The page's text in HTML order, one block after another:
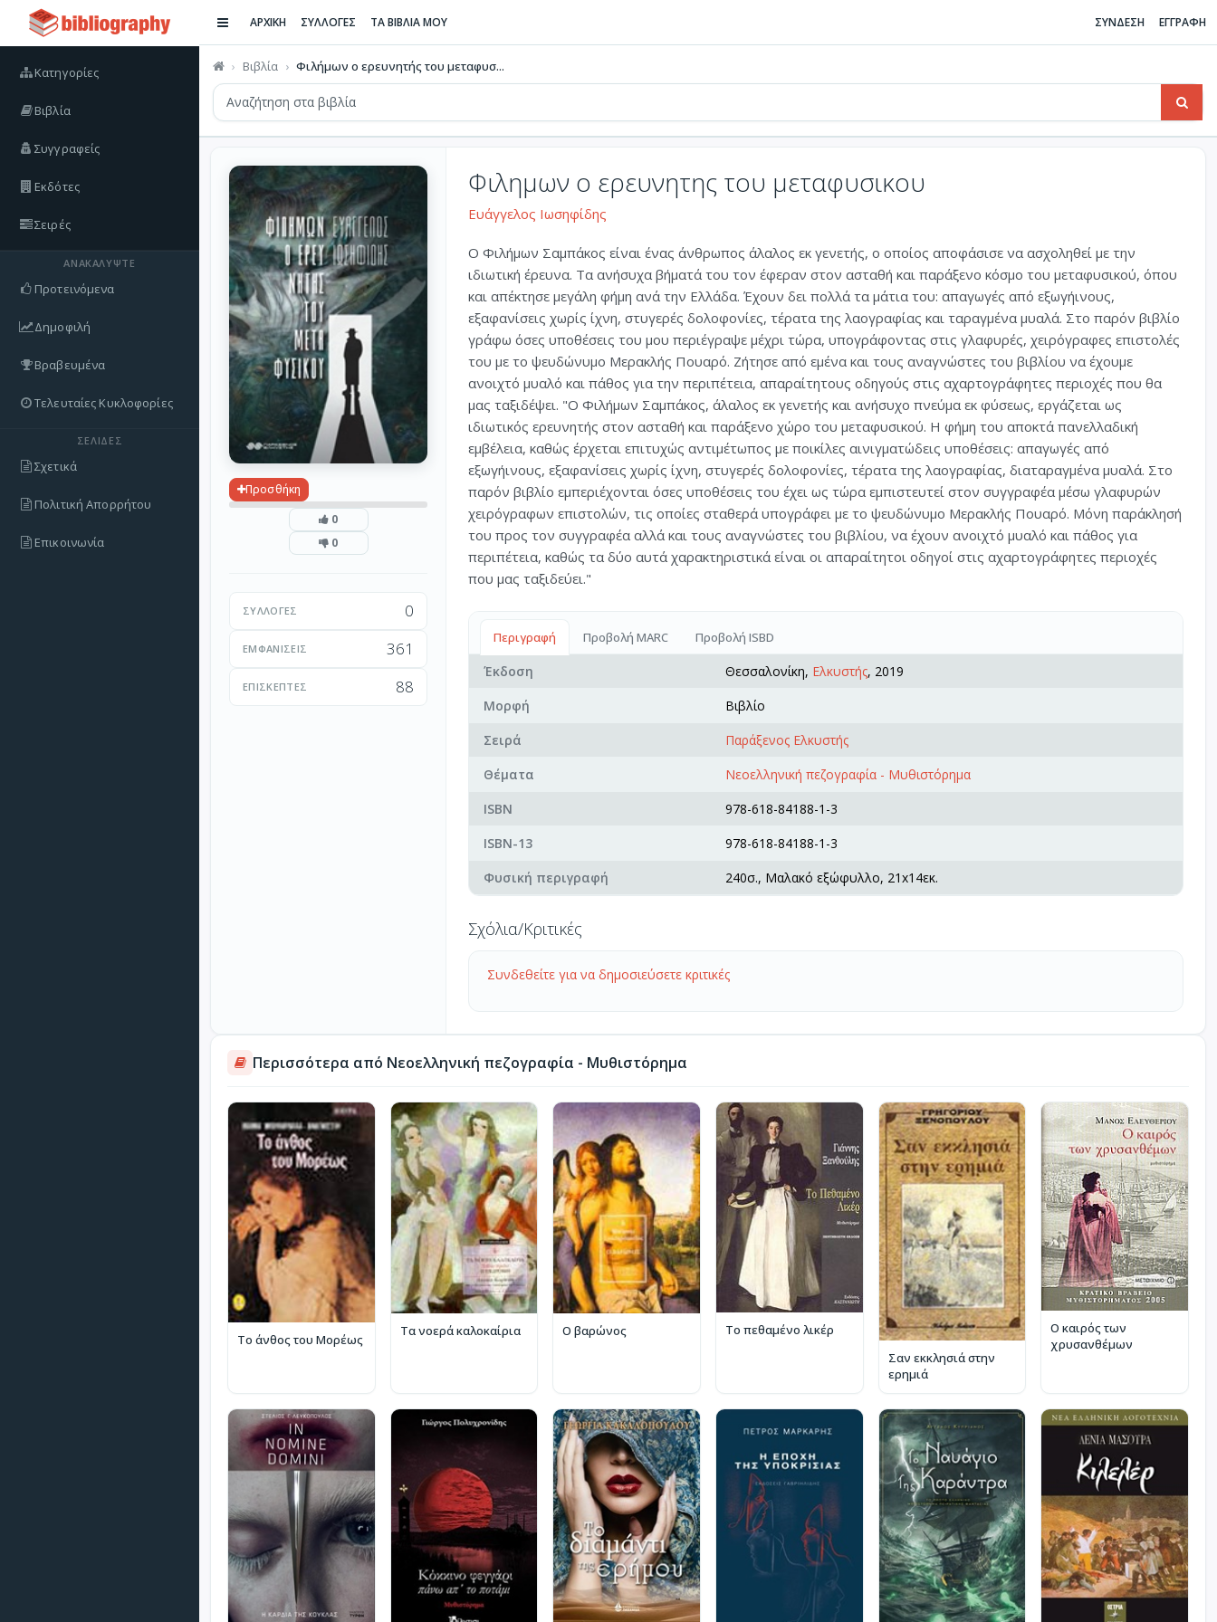
Κατηγορίες
Βιβλία
Συγγραφείς
Εκδότες
Σειρές
ΑΝΑΚΑΛΎΨΤΕ
Προτεινόμενα
Δημοφιλή
Βραβευμένα
Τελευταίες Κυκλοφορίες
ΣΕΛΊΔΕΣ
Σχετικά
Πολιτική Απορρήτου
Επικοινωνία
ΑΡΧΙΚΗ ΣΥΛΛΟΓΕΣ ΤΑ ΒΙΒΛΙΑ ΜΟΥ ΣΥΝΔΕΣΗ ΕΓΓΡΑΦΗ
Βιβλία Φιλήμων ο ερευνητής του μεταφυσ...
Προσθήκη
0
0
ΣΥΛΛΟΓΈΣ 0
ΕΜΦΑΝΊΣΕΙΣ 361
ΕΠΙΣΚΈΠΤΕΣ 88
Φιλημων ο ερευνητης του μεταφυσικου
Ευάγγελος Ιωσηφίδης
Ο Φιλήμων Σαμπάκος είναι ένας άνθρωπος άλαλος εκ γενετής, ο οποίος αποφάσισε να ασχοληθεί με την
ιδιωτική έρευνα. Τα ανήσυχα βήματά του τον έφεραν στον ασταθή και παράξενο κόσμο του μεταφυσικού, όπου
και απέκτησε μεγάλη φήμη ανά την Ελλάδα. Έχουν δει πολλά τα μάτια του: απαγωγές από εξωγήινους,
εξαφανίσεις χωρίς ίχνη, στυγερές δολοφονίες, τέρατα της λαογραφίας και ταραγμένα μυαλά. Στο παρόν βιβλίο
γράφω όσες υποθέσεις του μου περιέγραψε μέχρι τώρα, υπογράφοντας στις γλαφυρές, χειρόγραφες επιστολές
του με το ψευδώνυμο Μερακλής Πουαρό. Ζήτησε από εμένα και τους αναγνώστες του βιβλίου να έχουμε
ανοιχτό μυαλό και πάθος για την περιπέτεια, απαραίτητους οδηγούς στις αχαρτογράφητες περιοχές που θα
μας ταξιδέψει. "Ο Φιλήμων Σαμπάκος, άλαλος εκ γενετής και ανήσυχο πνεύμα εκ φύσεως, εργάζεται ως
ιδιωτικός ερευνητής στον ασταθή και παράξενο χώρο του μεταφυσικού. Η φήμη του αποκτά πανελλαδική
εμβέλεια, καθώς έρχεται επιτυχώς αντιμέτωπος με ποικίλες αινιγματώδεις υποθέσεις: απαγωγές από
εξωγήινους, εξαφανίσεις χωρίς ίχνη, στυγερές δολοφονίες, τέρατα της λαογραφίας, διαταραγμένα μυαλά. Στο
παρόν βιβλίο εμπεριέχονται όσες υποθέσεις του έχει ως τώρα εμπιστευτεί στον συγγραφέα μέσω γλαφυρών
χειρόγραφων επιστολών, τις οποίες σταθερά υπογράφει με το ψευδώνυμο Μερακλής Πουαρό. Μόνη παράκλησή
του προς τον συγγραφέα αλλά και τους αναγνώστες του βιβλίου, να έχουν ανοιχτό μυαλό και πάθος για
περιπέτεια, καθώς τα δύο αυτά χαρακτηριστικά είναι οι απαραίτητοι οδηγοί στις αχαρτογράφητες περιοχές
που μας ταξιδεύει."
Περιγραφή Προβολή MARC Προβολή ISBD
Έκδοση Θεσσαλονίκη, Ελκυστής, 2019
Μορφή
Βιβλίο
Σειρά
Παράξενος Ελκυστής
Θέματα
Νεοελληνική πεζογραφία - Μυθιστόρημα
ISBN
978-618-84188-1-3
ISBN-13
978-618-84188-1-3
Φυσική περιγραφή
240σ., Μαλακό εξώφυλλο, 21x14εκ.
Σχόλια/Κριτικές
Συνδεθείτε για να δημοσιεύσετε κριτικές
Περισσότερα από Νεοελληνική πεζογραφία - Μυθιστόρημα
Το άνθος του Μορέως
Τα νοερά καλοκαίρια Ο βαρώνος
Το πεθαμένο λικέρ
Σαν εκκλησιά στην
ερημιά
Ο καιρός των
χρυσανθέμων